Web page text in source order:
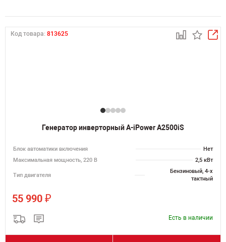
Код товара: 813625
Генератор инверторный A-iPower A2500iS
Блок автоматики включения
Нет
Максимальная мощность, 220 В
2,5 кВт
Тип двигателя
Бензиновый, 4-х
тактный
55 990 ₽
Есть в наличии